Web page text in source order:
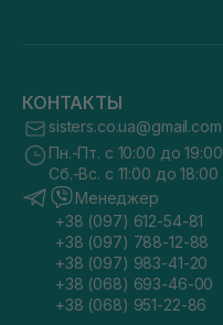
КОНТАКТЫ
sisters.co.ua@gmail.com
Пн.-Пт. с 10:00 до 19:00
Сб.-Вс. с 11:00 до 18:00
Менеджер
+38 (097) 612-54-81
+38 (097) 788-12-88
+38 (097) 983-41-20
+38 (068) 693-46-00
+38 (068) 951-22-86